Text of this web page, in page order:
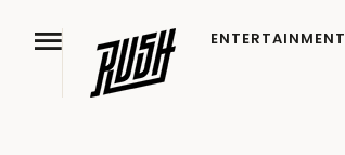
ENTERTAINMENT